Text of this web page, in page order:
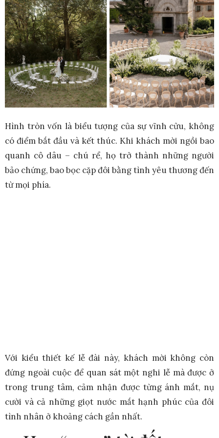
Hình tròn vốn là biểu tượng của sự vĩnh cửu, không
có điểm bắt đầu và kết thúc. Khi khách mời ngồi bao
quanh cô dâu – chú rể, họ trở thành những người
bảo chứng, bao bọc cặp đôi bằng tình yêu thương đến
từ mọi phía.
Với kiểu thiết kế lễ đài này, khách mời không còn
đứng ngoài cuộc để quan sát một nghi lễ mà được ở
trong trung tâm, cảm nhận được từng ánh mắt, nụ
cười và cả những giọt nước mắt hạnh phúc của đôi
tình nhân ở khoảng cách gần nhất.